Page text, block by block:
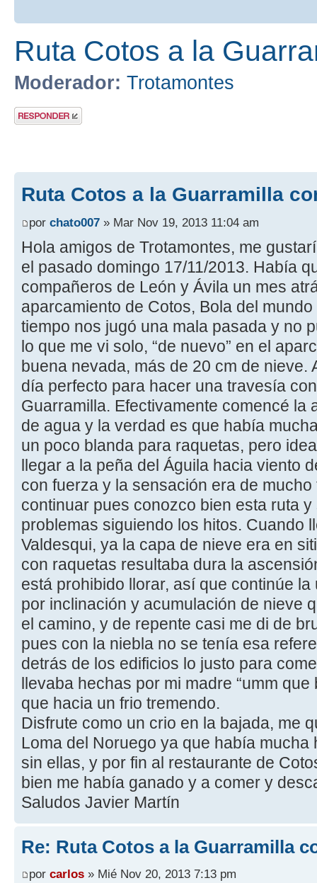
Ruta Cotos a la
Moderador: Trotamontes
Publicar una
respuesta
Ruta Cotos a la Guarramilla
por chato007 » Mar Nov 19, 2013 11:04 am
Hola amigos de Trotamontes, me
el pasado domingo 17/11/2013. Había
compañeros de León y Ávila un mes
aparcamiento de Cotos, Bola del
tiempo nos jugó una mala pasada y no
lo que me vi solo, “de nuevo” en el
buena nevada, más de 20 cm de nieve.
día perfecto para hacer una travesía
Guarramilla. Efectivamente comencé la
de agua y la verdad es que había
un poco blanda para raquetas, pero
llegar a la peña del Águila hacia viento
con fuerza y la sensación era de
continuar pues conozco bien esta ruta
problemas siguiendo los hitos. Cuando
Valdesqui, ya la capa de nieve era en
con raquetas resultaba dura la
está prohibido llorar, así que continúe
por inclinación y acumulación de nieve
el camino, y de repente casi me di de
pues con la niebla no se tenía esa
detrás de los edificios lo justo para
llevaba hechas por mi madre “umm
que hacia un frio tremendo.
Disfrute como un crio en la bajada, me
Loma del Noruego ya que había
sin ellas, y por fin al restaurante de
bien me había ganado y a comer y
Saludos Javier Martín
Re: Ruta Cotos a la Guarramilla
por carlos » Mié Nov 20, 2013 7:13 pm